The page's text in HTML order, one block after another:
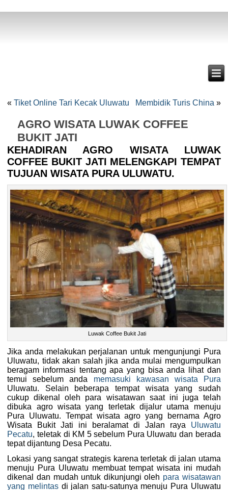
«Tiket Online Tari Kecak Uluwatu Membidik Turis China»
AGRO WISATA LUWAK COFFEE
BUKIT JATI
KEHADIRAN AGRO WISATA LUWAK
COFFEE BUKIT JATI MELENGKAPI TEMPAT
TUJUAN WISATA PURA ULUWATU.
Luwak Coffee Bukit Jati
Jika anda melakukan perjalanan untuk mengunjungi Pura
Uluwatu, tidak akan salah jika anda mulai mengumpulkan
beragam informasi tentang apa yang bisa anda lihat dan
temui sebelum anda memasuki kawasan wisata Pura
Uluwatu. Selain beberapa tempat wisata yang sudah
cukup dikenal oleh para wisatawan saat ini juga telah
dibuka agro wisata yang terletak dijalur utama menuju
Pura Uluwatu. Tempat wisata agro yang bernama Agro
Wisata Bukit Jati ini beralamat di Jalan raya Uluwatu
Pecatu, teletak di KM 5 sebelum Pura Uluwatu dan berada
tepat dijantung Desa Pecatu.
Lokasi yang sangat strategis karena terletak di jalan utama
menuju Pura Uluwatu membuat tempat wisata ini mudah
dikenal dan mudah untuk dikunjungi oleh para wisatawan
yang melintas di jalan satu-satunya menuju Pura Uluwatu